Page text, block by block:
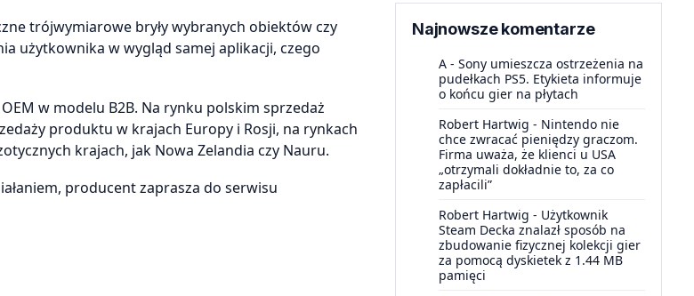
trójwymiarowe bryły wybranych obiektów czy
użytkownika w wygląd samej aplikacji, czego
w modelu B2B. Na rynku polskim sprzedaż
produktu w krajach Europy i Rosji, na rynkach
krajach, jak Nowa Zelandia czy Nauru.
producent zaprasza do serwisu
Najnowsze komentarze
A - Sony umieszcza ostrzeżenia na
pudełkach PS5. Etykieta informuje
o końcu gier na płytach
Robert Hartwig - Nintendo nie
chce zwracać pieniędzy graczom.
Firma uważa, że klienci u USA
„otrzymali dokładnie to, za co
zapłacili”
Robert Hartwig - Użytkownik
Steam Decka znalazł sposób na
zbudowanie fizycznej kolekcji gier
za pomocą dyskietek z 1.44 MB
pamięci